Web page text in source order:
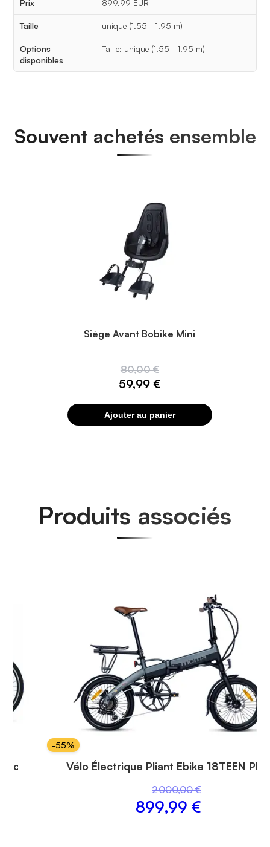
Prix 899.99 EUR
Taille unique (1.55 - 1.95 m)
Options
disponibles
Taille: unique (1.55 - 1.95 m)
Souvent achetés ensemble
Siège Avant Bobike Mini
80,00 €
59,99 €
Ajouter au panier
Produits associés
-55%
Vélo Électrique Pliant Ebike 18TEEN
2 000,00 €
899,99 €